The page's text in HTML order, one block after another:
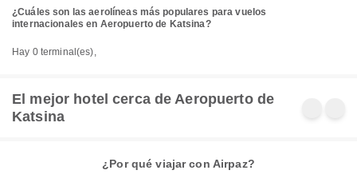
¿Cuáles son las aerolíneas más populares para vuelos
internacionales en Aeropuerto de Katsina?
Hay 0 terminal(es),
El mejor hotel cerca de Aeropuerto de
Katsina
¿Por qué viajar con Airpaz?